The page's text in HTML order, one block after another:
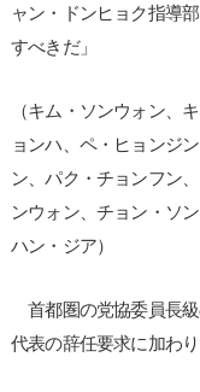
ャン・ドンヒョク指導
すべきだ」
（キム・ソンウォン、
ョンハ、ペ・ヒョンジ
ン、パク・チョンフン
ンウォン、チョン・ソ
ハン・ジア）
首都圏の党協委員長
代表の辞任要求に加わり